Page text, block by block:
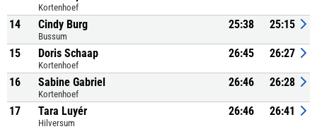
Kortenhoef
14 Cindy Burg
Bussum
25:38 25:15
15 Doris Schaap
Kortenhoef
26:45 26:27
16 Sabine Gabriel
Kortenhoef
26:46 26:28
17 Tara Luyér
Hilversum
26:46 26:41